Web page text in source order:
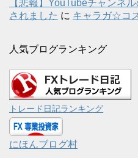
【悲報】YouTubeチャンネ
されました に キャラガ☆コ
人気ブログランキング
トレード日記ランキング
にほんブログ村